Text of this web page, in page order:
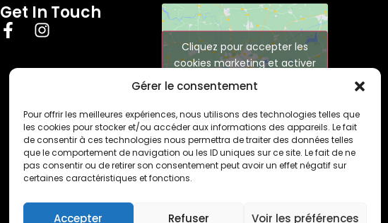
Gérer le consentement
Pour offrir les meilleures expériences, nous utilisons des technologies telles que
les cookies pour stocker et/ou accéder aux informations des appareils. Le fait
de consentir à ces technologies nous permettra de traiter des données telles
que le comportement de navigation ou les ID uniques sur ce site. Le fait de ne
pas consentir ou de retirer son consentement peut avoir un effet négatif sur
certaines caractéristiques et fonctions.
Accepter Refuser Voir les préférences
Get In Touch
Cliquez pour accepter les
cookies marketing et activer
ce contenu